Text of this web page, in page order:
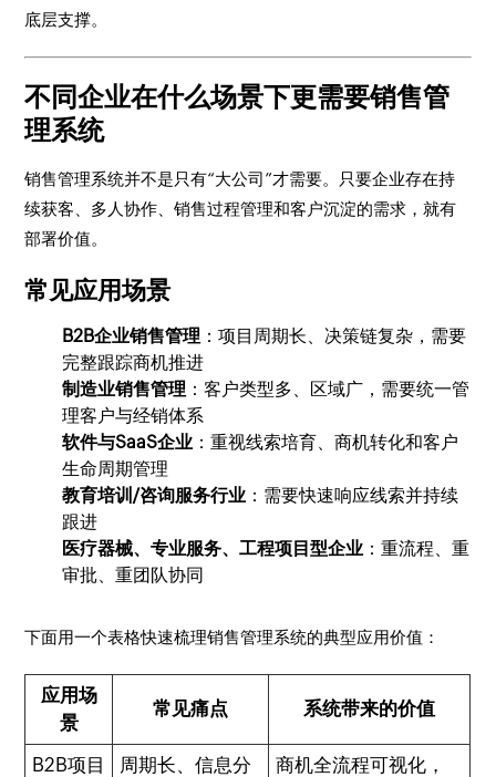
底层支撑。
不同企业在什么场景下更需要销售管
理系统
销售管理系统并不是只有“大公司”才需要。只要企业存在持
续获客、多人协作、销售过程管理和客户沉淀的需求，就有
部署价值。
常见应用场景
B2B企业销售管理 ：项目周期长、决策链复杂，需要
完整跟踪商机推进
制造业销售管理 ：客户类型多、区域广，需要统一管
理客户与经销体系
软件与SaaS企业 ：重视线索培育、商机转化和客户
生命周期管理
教育培训/咨询服务行业 ：需要快速响应线索并持续
跟进
医疗器械、专业服务、工程项目型企业 ：重流程、重
审批、重团队协同
下面用一个表格快速梳理销售管理系统的典型应用价值：
应用场
景
常见痛点 系统带来的价值
B2B项目
周期长、信息分
商机全流程可视化，